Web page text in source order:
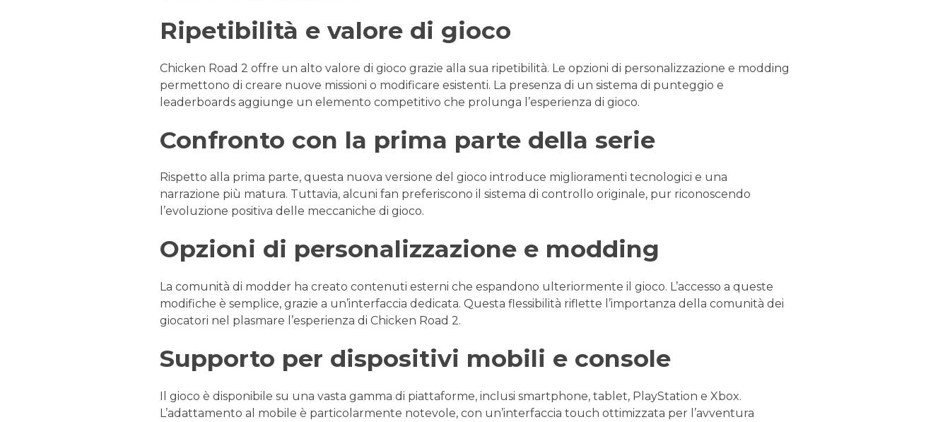
Ripetibilità e valore di gioco
Chicken Road 2 offre un alto valore di gioco grazie alla sua ripetibilità. Le opzioni di personalizzazione e modding
permettono di creare nuove missioni o modificare esistenti. La presenza di un sistema di punteggio e
leaderboards aggiunge un elemento competitivo che prolunga l’esperienza di gioco.
Confronto con la prima parte della serie
Rispetto alla prima parte, questa nuova versione del gioco introduce miglioramenti tecnologici e una
narrazione più matura. Tuttavia, alcuni fan preferiscono il sistema di controllo originale, pur riconoscendo
l’evoluzione positiva delle meccaniche di gioco.
Opzioni di personalizzazione e modding
La comunità di modder ha creato contenuti esterni che espandono ulteriormente il gioco. L’accesso a queste
modifiche è semplice, grazie a un’interfaccia dedicata. Questa flessibilità riflette l’importanza della comunità dei
giocatori nel plasmare l’esperienza di Chicken Road 2.
Supporto per dispositivi mobili e console
Il gioco è disponibile su una vasta gamma di piattaforme, inclusi smartphone, tablet, PlayStation e Xbox.
L’adattamento al mobile è particolarmente notevole, con un’interfaccia touch ottimizzata per l’avventura